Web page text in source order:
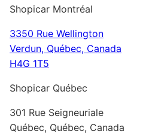
Shopicar Montréal
3350 Rue Wellington
Verdun, Québec, Canada
H4G 1T5
Shopicar Québec
301 Rue Seigneuriale
Québec, Québec, Canada